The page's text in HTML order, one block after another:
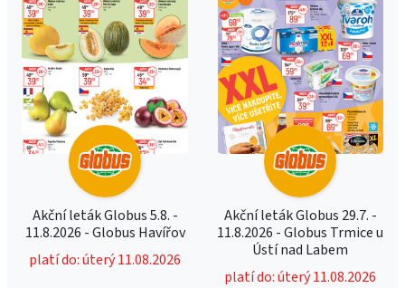
Akční leták Globus 5.8. -
11.8.2026 - Globus Havířov
platí do: úterý 11.08.2026
Akční leták Globus 29.7. -
11.8.2026 - Globus Trmice u
Ústí nad Labem
platí do: úterý 11.08.2026